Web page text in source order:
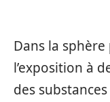
Dans la
l’exposition à
des